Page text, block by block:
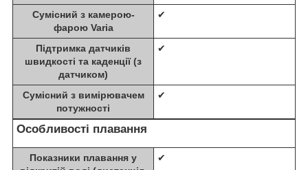
Сумісний з камерою-
фарою Varia
✔
Підтримка датчиків
швидкості та каденції (з
датчиком)
✔
Сумісний з вимірювачем
потужності
✔
Особливості плавання
Показники плавання у
✔